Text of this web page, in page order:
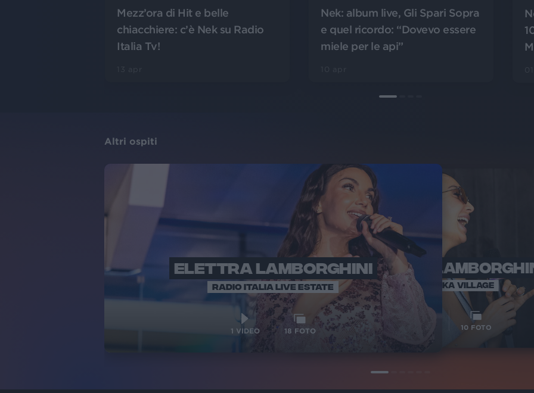
Mezz’ora di Hit e belle
chiacchiere: c’è Nek su Radio
Italia Tv!
Nek: album live, Gli Spari Sopra
e quel ricordo: “Dovevo essere
miele per le api”
Altri ospiti
ELETTRA LAMBORGHINI
RADIO ITALIA LIVE ESTATE
1 VIDEO 18 FOTO
ELETTRA
VOI TANKA VILLAGE
10 FOTO
VOI